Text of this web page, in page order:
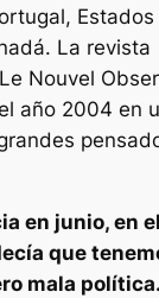
La revista
Nouvel
año 2004 en
en junio, en
que
mala